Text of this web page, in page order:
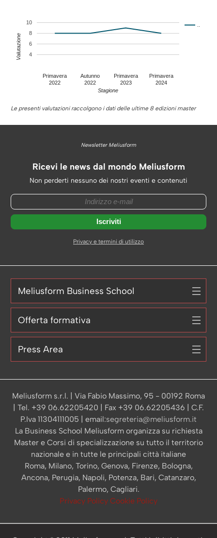
Primavera
2022
Autunno
2022
Primavera
2023
Primavera
2024
4
6
8
10
Stagione
Valutazione
Le presenti valutazioni raccolgono i dati delle ultime 8 edizioni master
Newsletter Meliusform
Ricevi le news dal mondo Meliusform
Non perderti nessuno dei nostri eventi e contenuti
Privacy e termini di utilizzo
Meliusform Business School
Offerta formativa
Press Area
Meliusform s.r.l. | Via Fabio Massimo, 95 - 00192 Roma
| Tel. +39 06.62205420 | Fax +39 06.62205436 | C.F.
P.Iva 11304111005 | email:segreteria@meliusform.it
La Business School Meliusform organizza su richiesta
Master e Corsi di specializzazione su tutto il territorio
nazionale e in tutte le principali città italiane
Roma, Milano, Torino, Genova, Firenze, Bologna,
Ancona, Perugia, Napoli, Potenza, Bari, Catanzaro,
Palermo, Cagliari.
Privacy Policy Cookie Policy